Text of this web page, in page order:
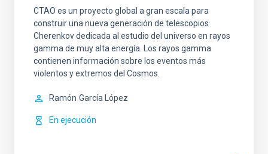
CTAO es un proyecto global a gran escala para
construir una nueva generación de telescopios
Cherenkov dedicada al estudio del universo en rayos
gamma de muy alta energía. Los rayos gamma
contienen información sobre los eventos más
violentos y extremos del Cosmos.
Ramón García López
En ejecución